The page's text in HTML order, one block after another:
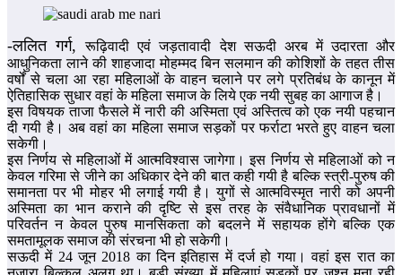
-ललित गर्ग,रूढ़िवादी एवं जड़तावादी देश सऊदी अरब में उदारता और
आधुनिकता लाने की शाहजादा मोहम्मद बिन सलमान की कोशिशों के तहत तीस
वर्षों से चला आ रहा महिलाओं के वाहन चलाने पर लगे प्रतिबंध के कानून में
ऐतिहासिक सुधार वहां के महिला समाज के लिये एक नयी सुबह का आगाज है।
इस विषयक ताजा फैसले में नारी की अस्मिता एवं अस्तित्व को एक नयी पहचान
दी गयी है। अब वहां का महिला समाज सड़कों पर फर्राटा भरते हुए वाहन चला
सकेगी।
इस निर्णय से महिलाओं में आत्मविश्वास जागेगा। इस निर्णय से महिलाओं को न
केवल गरिमा से जीने का अधिकार देने की बात कही गयी है बल्कि स्त्री-पुरुष की
समानता पर भी मोहर भी लगाई गयी है। युगों से आत्मविस्मृत नारी को अपनी
अस्मिता का भान कराने की दृष्टि से इस तरह के संवैधानिक प्रावधानों में
परिवर्तन न केवल पुरुष मानसिकता को बदलने में सहायक होंगे बल्कि एक
समतामूलक समाज की संरचना भी हो सकेगी।
सऊदी में 24 जून 2018 का दिन इतिहास में दर्ज हो गया। वहां इस रात का